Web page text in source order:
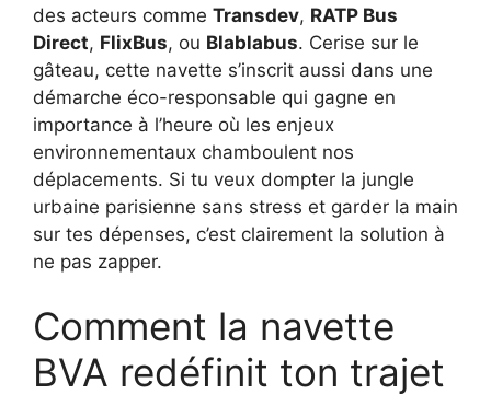
des acteurs comme Transdev, RATP Bus
Direct, FlixBus, ou Blablabus. Cerise sur le
gâteau, cette navette s’inscrit aussi dans une
démarche éco-responsable qui gagne en
importance à l’heure où les enjeux
environnementaux chamboulent nos
déplacements. Si tu veux dompter la jungle
urbaine parisienne sans stress et garder la main
sur tes dépenses, c’est clairement la solution à
ne pas zapper.
Comment la navette
BVA redéfinit ton trajet